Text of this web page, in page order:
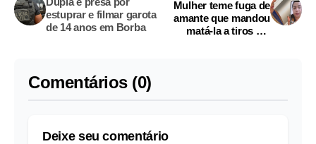
estuprar e filmar garota
de 14 anos em Borba
Mulher teme fuga de
amante que mandou
matá-la a tiros em
Comentários (0)
Deixe seu comentário